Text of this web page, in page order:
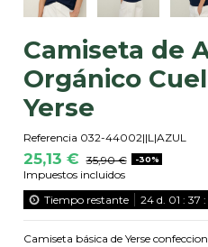
Camiseta de
Orgánico
Yerse
Referencia 032-44002||L|AZUL
25,13 € 35,90 € -30%
Impuestos incluidos
Tiempo restante
24 d. 01 :37
Camiseta básica de Yerse